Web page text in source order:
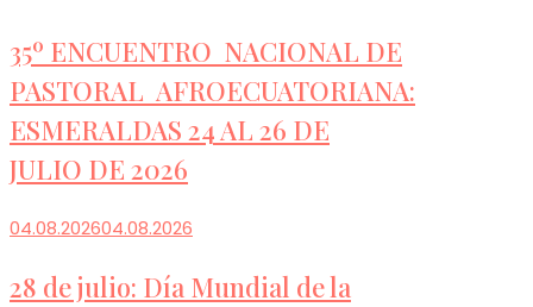
35º ENCUENTRO NACIONAL DE
PASTORAL AFROECUATORIANA:
ESMERALDAS 24 AL 26 DE
JULIO DE 2026
04.08.202604.08.2026
28 de julio: Día Mundial de la